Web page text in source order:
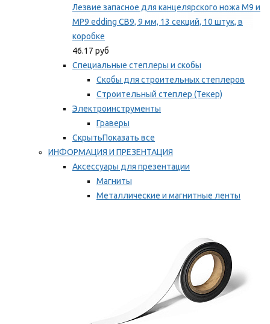
Лезвие запасное для канцелярского ножа M9 и
MP9 edding CB9, 9 мм, 13 секций, 10 штук, в
коробке
46.17 руб
Специальные степлеры и скобы
Скобы для строительных степлеров
Строительный степлер (Текер)
Электроинструменты
Граверы
СкрытьПоказать все
ИНФОРМАЦИЯ И ПРЕЗЕНТАЦИЯ
Аксессуары для презентации
Магниты
Металлические и магнитные ленты